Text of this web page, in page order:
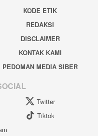
KODE ETIK
REDAKSI
DISCLAIMER
KONTAK KAMI
PEDOMAN MEDIA SIBER
Twitter
Tiktok